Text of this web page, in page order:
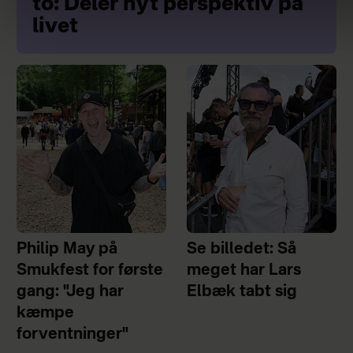
to: Deler nyt perspektiv på
livet
Philip May på
Smukfest for første
gang: "Jeg har
kæmpe
forventninger"
Se billedet: Så
meget har Lars
Elbæk tabt sig